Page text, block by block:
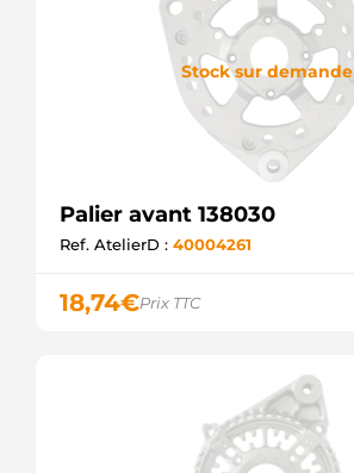
Stock sur demande
Palier avant 138030
Ref. AtelierD : 40004261
18,74€Prix TTC